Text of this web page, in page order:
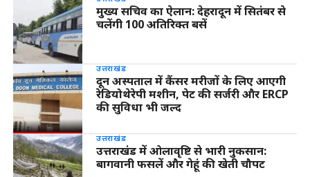
मुख्य सचिव का ऐलान: देहरादून में सितंबर से
चलेंगी 100 अतिरिक्त बसें
उत्तराखंड
दून अस्पताल में कैंसर मरीजों के लिए आएगी
रेडियोथेरेपी मशीन, पेट की सर्जरी और ERCP
की सुविधा भी जल्द
उत्तराखंड
उत्तराखंड में ओलावृष्टि से भारी नुकसान:
बागवानी फसलें और गेहूं की खेती चौपट